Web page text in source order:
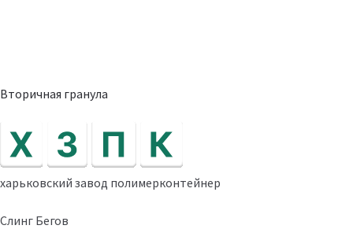
Вторичная гранула
харьковский завод полимерконтейнер
Слинг Бегов